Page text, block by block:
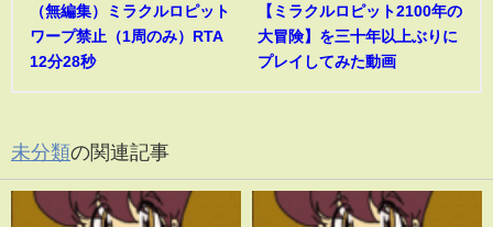
（無編集）ミラクルロピット
ワープ禁止（1周のみ）RTA
12分28秒
【ミラクルロピット2100年の
大冒険】を三十年以上ぶりに
プレイしてみた動画
未分類の関連記事